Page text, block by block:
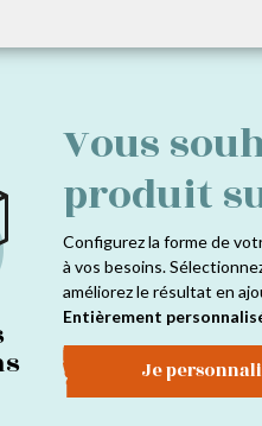
Vous
produit
Configurez la forme de
à vos besoins.
améliorez le résultat en
Entièrement
Je